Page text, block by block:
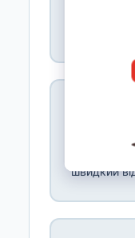
для
швидкий